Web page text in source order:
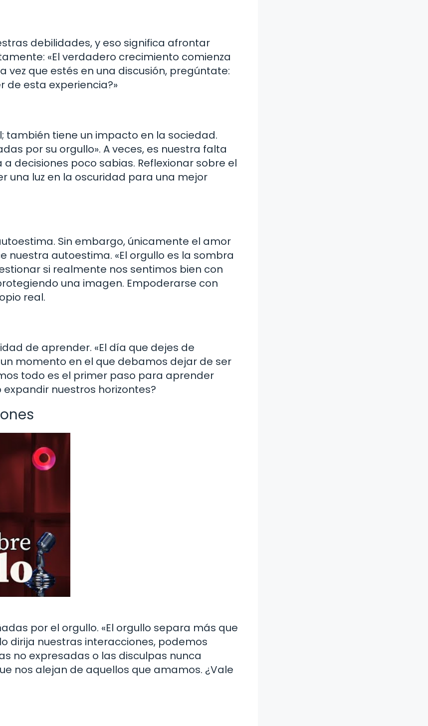
debilidades, y eso significa afrontar
«El verdadero crecimiento comienza
vez que estés en una discusión, pregúntate:
de esta experiencia?»
también tiene un impacto en la sociedad.
por su orgullo». A veces, es nuestra falta
decisiones poco sabias. Reflexionar sobre el
una luz en la oscuridad para una mejor
Sin embargo, únicamente el amor
autoestima. «El orgullo es la sombra
si realmente nos sentimos bien con
una imagen. Empoderarse con
real.
de aprender. «El día que dejes de
momento en el que debamos dejar de ser
todo es el primer paso para aprender
nuestros horizontes?
por el orgullo. «El orgullo separa más que
dirija nuestras interacciones, podemos
no expresadas o las disculpas nunca
nos alejan de aquellos que amamos. ¿Vale